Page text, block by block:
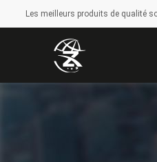
Les meilleurs produits de qualité